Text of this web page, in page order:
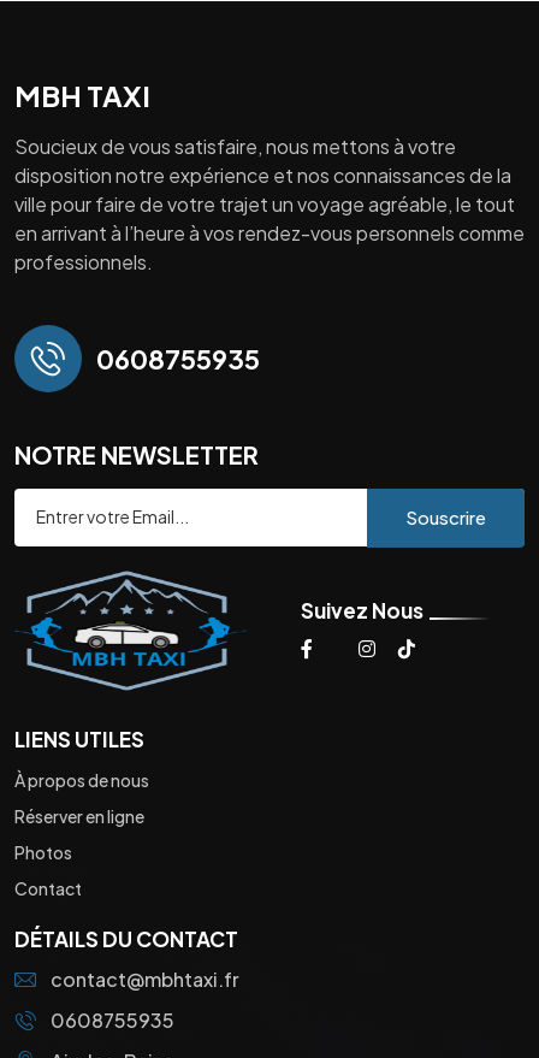
MBH TAXI
Soucieux de vous satisfaire, nous mettons à votre
disposition notre expérience et nos connaissances de la
ville pour faire de votre trajet un voyage agréable, le tout
en arrivant à l’heure à vos rendez-vous personnels comme
professionnels.
0608755935
NOTRE NEWSLETTER
Souscrire
Suivez Nous
LIENS UTILES
À propos de nous
Réserver en ligne
Photos
Contact
DÉTAILS DU CONTACT
contact@mbhtaxi.fr
0608755935